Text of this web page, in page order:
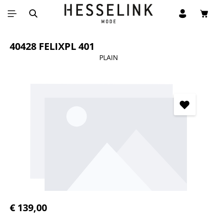
Ga naar de hoofdinhoud
40428 FELIXPL 401
PLAIN
Normale prijs:
€ 139,00